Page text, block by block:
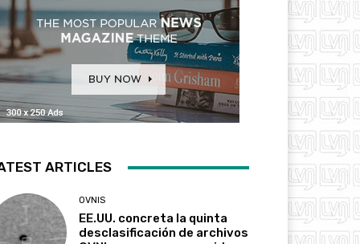
ARTICLES
OVNIS
EE.UU. concreta la quinta
desclasificación de archivos